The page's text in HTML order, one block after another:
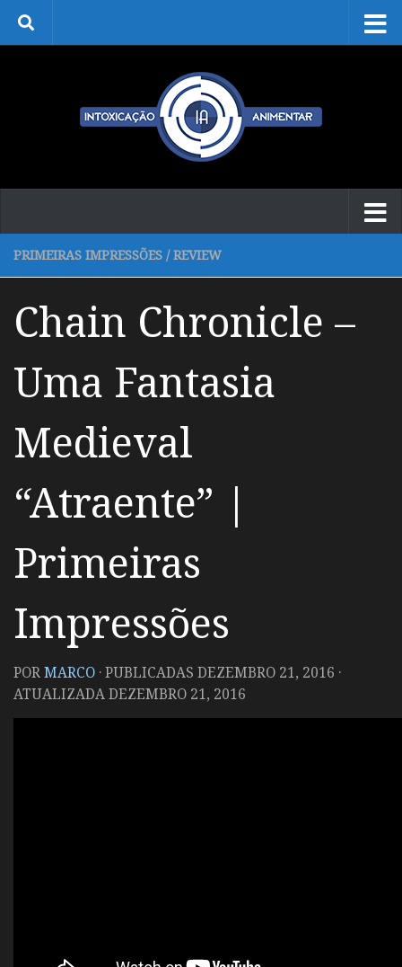
Skip to content
PRIMEIRAS IMPRESSÕES / REVIEW
Chain Chronicle –
Uma Fantasia
Medieval
“Atraente” |
Primeiras
Impressões
PORMARCO · PUBLICADAS DEZEMBRO 21, 2016 ·
ATUALIZADADEZEMBRO 21, 2016